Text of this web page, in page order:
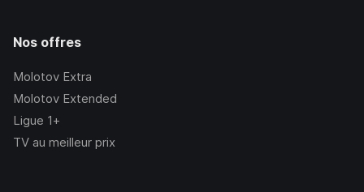
Nos offres
Molotov Extra
Molotov Extended
Ligue 1+
TV au meilleur prix